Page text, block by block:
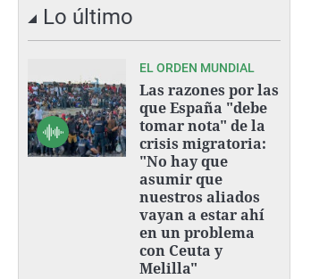
Lo último
EL ORDEN MUNDIAL
Las razones por las
que España "debe
tomar nota" de la
crisis migratoria:
"No hay que
asumir que
nuestros aliados
vayan a estar ahí
en un problema
con Ceuta y
Melilla"